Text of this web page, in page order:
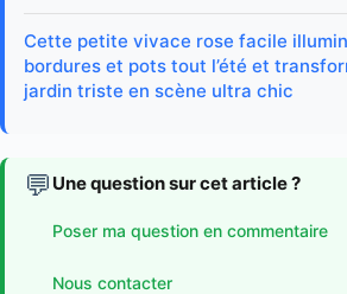
Cette petite vivace rose facile
bordures et pots tout l’été et
jardin triste en scène ultra chic
💬 Une question sur cet article ?
Poser ma question en commentaire
Nous contacter